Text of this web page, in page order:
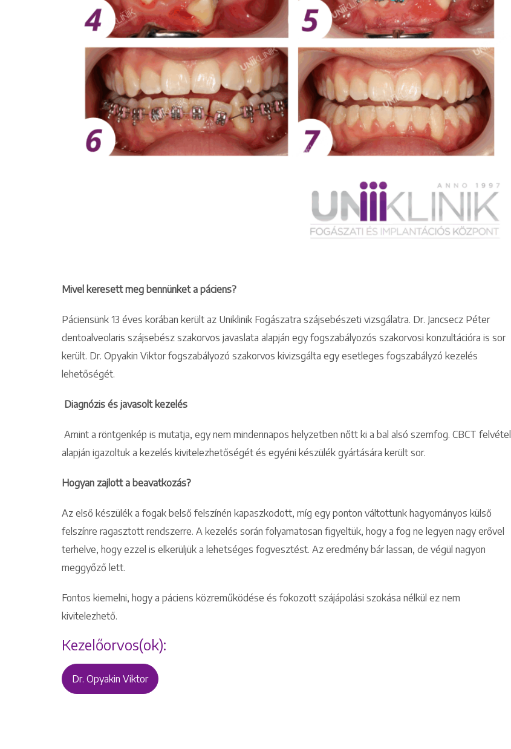
Mivel keresett meg bennünket a páciens?
Páciensünk 13 éves korában került az Uniklinik Fogászatra szájsebészeti vizsgálatra. Dr. Jancsecz Péter
dentoalveolaris szájsebész szakorvos javaslata alapján egy fogszabályozós szakorvosi konzultációra is sor
került. Dr. Opyakin Viktor fogszabályozó szakorvos kivizsgálta egy esetleges fogszabályzó kezelés
lehetőségét.
Diagnózis és javasolt kezelés
Amint a röntgenkép is mutatja, egy nem mindennapos helyzetben nőtt ki a bal alsó szemfog. CBCT felvétel
alapján igazoltuk a kezelés kivitelezhetőségét és egyéni készülék gyártására került sor.
Hogyan zajlott a beavatkozás?
Az első készülék a fogak belső felszínén kapaszkodott, míg egy ponton váltottunk hagyományos külső
felszínre ragasztott rendszerre. A kezelés során folyamatosan figyeltük, hogy a fog ne legyen nagy erővel
terhelve, hogy ezzel is elkerüljük a lehetséges fogvesztést. Az eredmény bár lassan, de végül nagyon
meggyőző lett.
Fontos kiemelni, hogy a páciens közreműködése és fokozott szájápolási szokása nélkül ez nem
kivitelezhető.
Kezelőorvos(ok):
Dr. Opyakin Viktor